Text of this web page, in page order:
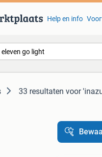
Help en info
33 resultaten voor